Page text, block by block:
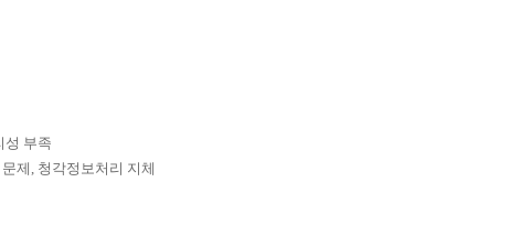
성 부족
제, 청각정보처리 지체